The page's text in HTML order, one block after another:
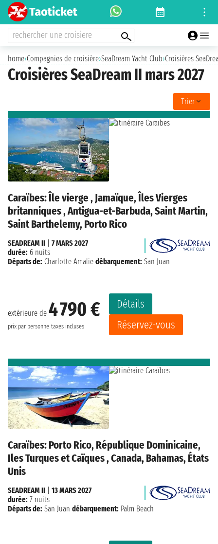
rechercher une croisiere
home›Compagnies de croisière›SeaDream Yacht Club›Croisières
Croisières SeaDream II mars 2027
Trier
Caraïbes: Île vierge , Jamaïque, Îles Vierges
britanniques , Antigua-et-Barbuda, Saint Martin,
Saint Barthelemy, Porto Rico
extérieure de 4 790 €
prix par personne taxes incluses
Détails
Réservez-vous
SEADREAM II
7 MARS 2027
durée: 6 nuits
Départs de: Charlotte Amalie débarquement: San Juan
Caraïbes: Porto Rico, République Dominicaine,
Iles Turques et Caïques , Canada, Bahamas, États
Unis
SEADREAM II
13 MARS 2027
durée: 7 nuits
Départs de: San Juan débarquement: Palm Beach